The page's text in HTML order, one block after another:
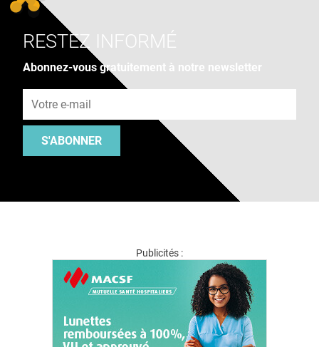
RESTEZ INFORMÉ
Abonnez-vous gratuitement à notre newsletter
S'ABONNER
Publicités :